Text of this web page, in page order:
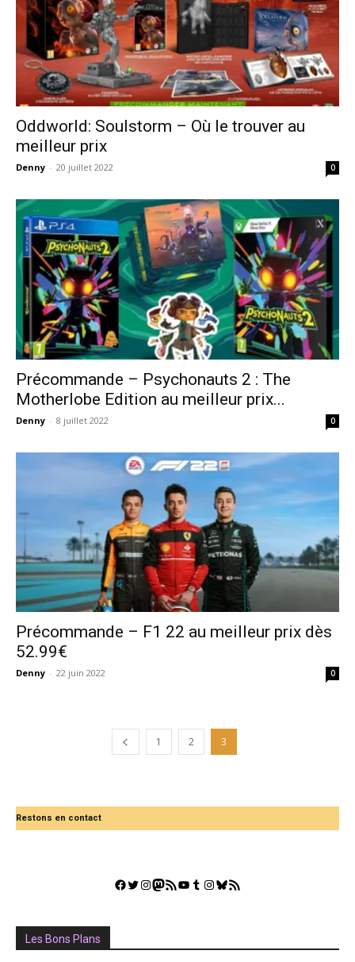
Oddworld: Soulstorm – Où le trouver au
meilleur prix
Denny - 20 juillet 2022 0
Précommande – Psychonauts 2 : The
Motherlobe Edition au meilleur prix...
Denny - 8 juillet 2022 0
Précommande – F1 22 au meilleur prix dès
52.99€
Denny - 22 juin 2022 0
1 2 3
Restons en contact
Facebook
Twitter
Instagram
Mastodon
Flux RSSYouTube
Tumblr
Instagram
Bluesky
GestGame
Les Bons Plans